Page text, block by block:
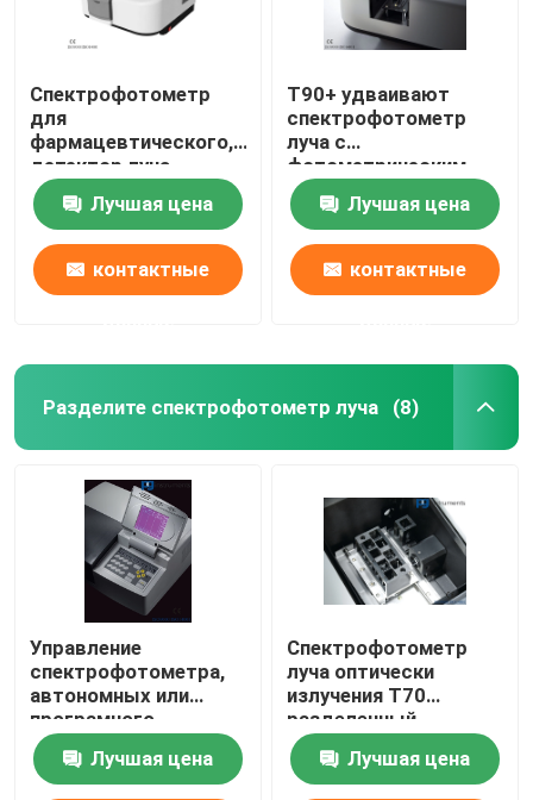
Спектрофотометр
для
фармацевтического,
детектор луча
двойника T92+ PMT
Лучшая цена
контактные
T90+ удваивают
спектрофотометр
луча с
фотометрическим
рядом -4.0-4.0Abs &
высокого
разрешения
Лучшая цена
контактные
Разделите спектрофотометр луча (8)
Управление
спектрофотометра,
автономных или
програмного
обеспечения луча
T70+ Уф--VisSplit,
для образования
Лучшая цена
Спектрофотометр
луча оптически
излучения T70
разделенный,
фотометрический
ряд - 0,3 - 3.0Abs
Лучшая цена